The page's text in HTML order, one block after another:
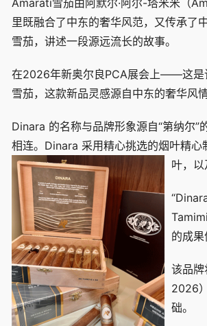
Amarati雪茄由阿默尔·阿尔-塔米米（
里既融合了中东的奢华风范，又传承了
雪茄，讲述一段源远流长的故事。
在2026年新奥尔良PCA展会上——这是
雪茄，这款新品灵感源自中东的奢华风
Dinara 的名称与品牌形象源自“第纳尔
相连。Dinara 采用精心挑选的烟叶精
叶，以
的成
该品
2026
础。